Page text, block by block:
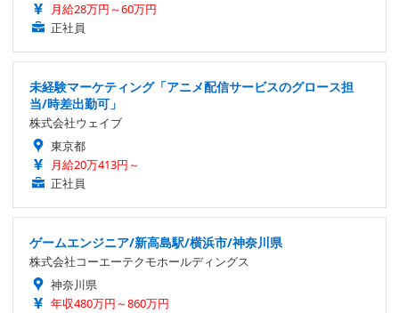
月給28万円～60万円
正社員
未経験マーケティング「アニメ配信サービスのグロース担
当/時差出勤可」
株式会社ウェイブ
東京都
月給20万413円～
正社員
ゲームエンジニア/新高島駅/横浜市/神奈川県
株式会社コーエーテクモホールディングス
神奈川県
年収480万円～860万円